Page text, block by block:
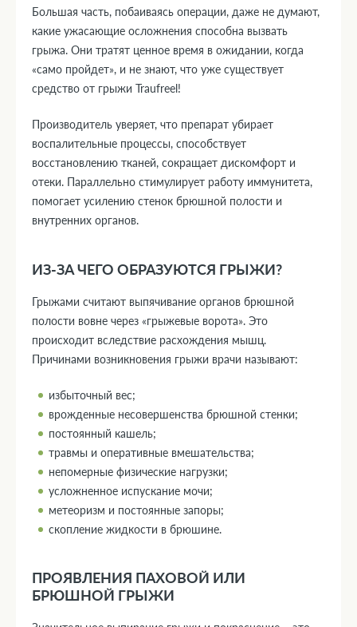
Большая часть, побаиваясь операции, даже не думают,
какие ужасающие осложнения способна вызвать
грыжа. Они тратят ценное время в ожидании, когда
«само пройдет», и не знают, что уже существует
средство от грыжи Traufreel!
Производитель уверяет, что препарат убирает
воспалительные процессы, способствует
восстановлению тканей, сокращает дискомфорт и
отеки. Параллельно стимулирует работу иммунитета,
помогает усилению стенок брюшной полости и
внутренних органов.
ИЗ-ЗА ЧЕГО ОБРАЗУЮТСЯ ГРЫЖИ?
Грыжами считают выпячивание органов брюшной
полости вовне через «грыжевые ворота». Это
происходит вследствие расхождения мышц.
Причинами возникновения грыжи врачи называют:
избыточный вес;
врожденные несовершенства брюшной стенки;
постоянный кашель;
травмы и оперативные вмешательства;
непомерные физические нагрузки;
усложненное испускание мочи;
метеоризм и постоянные запоры;
скопление жидкости в брюшине.
ПРОЯВЛЕНИЯ ПАХОВОЙ ИЛИ
БРЮШНОЙ ГРЫЖИ